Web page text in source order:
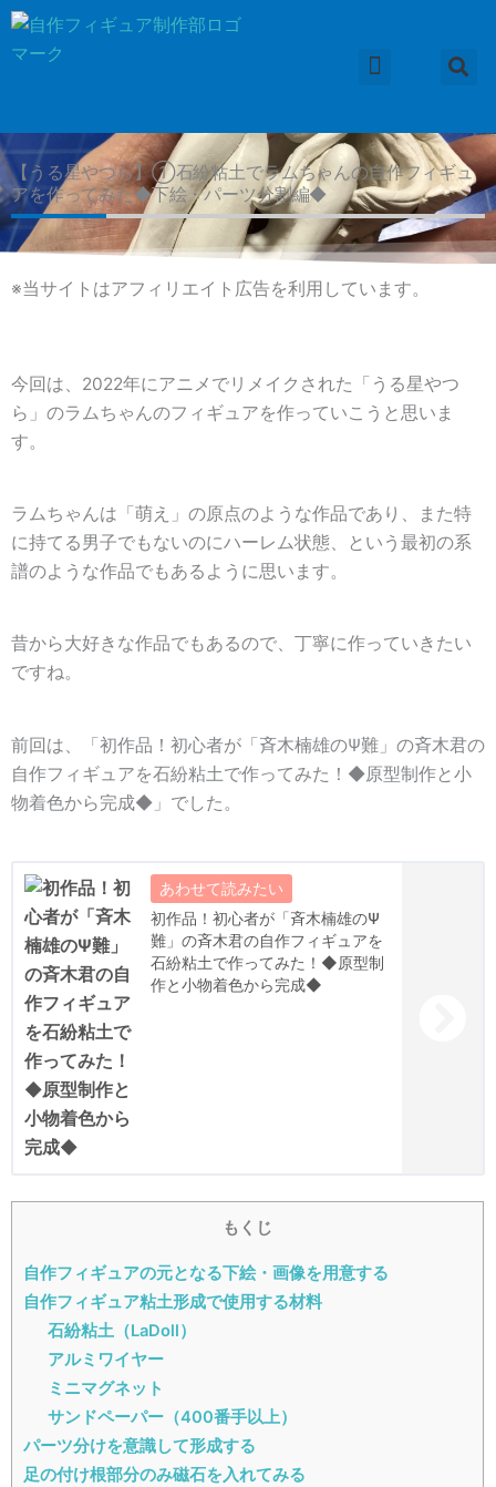
内
キ
ッ
プ
【うる星やつら】①石紛粘土でラムちゃんの自作フィギュ
アを作ってみた◆下絵・パーツ分割編◆
※当サイトはアフィリエイト広告を利用しています。
今回は、2022年にアニメでリメイクされた「うる星やつ
ら」のラムちゃんのフィギュアを作っていこうと思いま
す。
ラムちゃんは「萌え」の原点のような作品であり、また特
に持てる男子でもないのにハーレム状態、という最初の系
譜のような作品でもあるように思います。
昔から大好きな作品でもあるので、丁寧に作っていきたい
ですね。
前回は、「初作品！初心者が「斉木楠雄のΨ難」の斉木君の
自作フィギュアを石紛粘土で作ってみた！◆原型制作と小
物着色から完成◆」でした。
初作品！初心者が「斉木楠雄のΨ
難」の斉木君の自作フィギュアを
石紛粘土で作ってみた！◆原型制
作と小物着色から完成◆
もくじ
自作フィギュアの元となる下絵・画像を用意する
自作フィギュア粘土形成で使用する材料
石紛粘土（LaDoll）
アルミワイヤー
ミニマグネット
サンドペーパー（400番手以上）
パーツ分けを意識して形成する
足の付け根部分のみ磁石を入れてみる